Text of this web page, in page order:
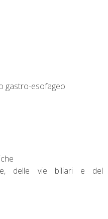
gastro-esofageo
delle vie biliari e del